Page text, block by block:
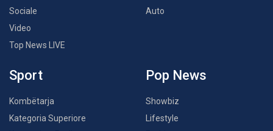
Sociale
Video
Top News LIVE
Auto
Sport
Kombëtarja
Kategoria Superiore
Pop News
Showbiz
Lifestyle